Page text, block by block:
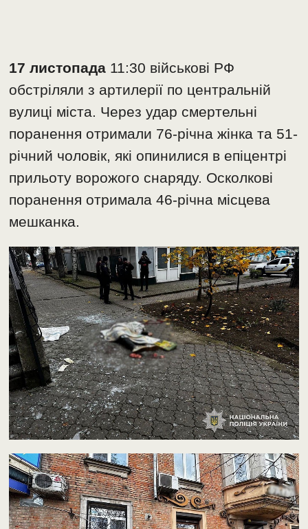
17 листопада 11:30 військові РФ
обстріляли з артилерії по центральній
вулиці міста. Через удар смертельні
поранення отримали 76-річна жінка та 51-
річний чоловік, які опинилися в епіцентрі
прильоту ворожого снаряду. Осколкові
поранення отримала 46-річна місцева
мешканка.